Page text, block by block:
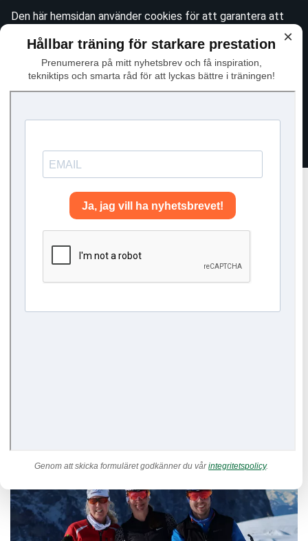
×
Hållbar träning för starkare prestation
Prenumerera på mitt nyhetsbrev och få inspiration,
tekniktips och smarta råd för att lyckas bättre i träningen!
Genom att skicka formuläret godkänner du vårintegritetspolicy.
Den här hemsidan använder cookies för att garantera att
webbplatsen. Se vårintegritetspolicyför mer information
om det här. För att godkänna användningen av icke-
essentiella cookies, vänligen klicka "Jag håller med"
Vill du utvecklas, nå dina mål och ha en träning som bygger upp